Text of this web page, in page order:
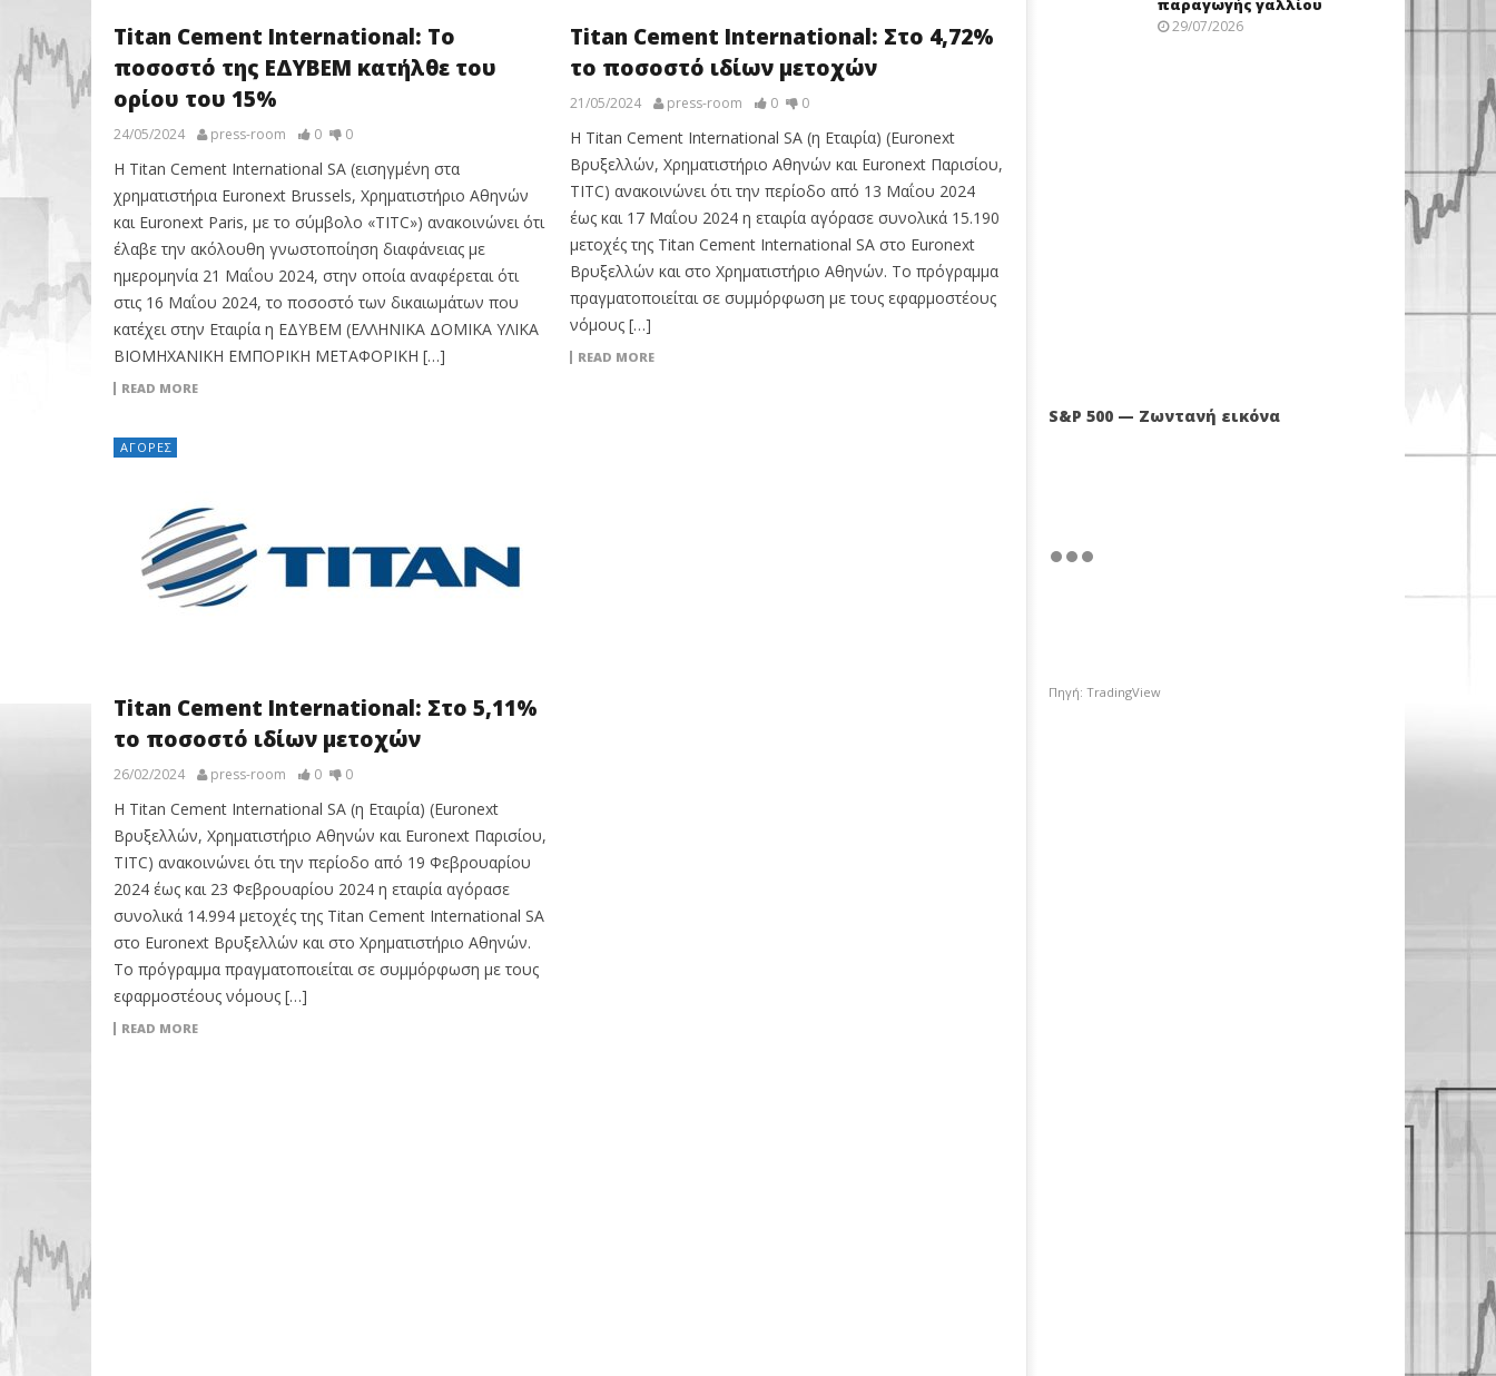
Titan Cement Ιnternational: Το
ποσοστό της ΕΔΥΒΕΜ κατήλθε του
ορίου του 15%
24/05/2024 press-room 0 0
Η Titan Cement International SA (εισηγμένη στα
χρηματιστήρια Euronext Brussels, Χρηματιστήριο Αθηνών
και Euronext Paris, με το σύμβολο «TITC») ανακοινώνει ότι
έλαβε την ακόλουθη γνωστοποίηση διαφάνειας με
ημερομηνία 21 Μαΐου 2024, στην οποία αναφέρεται ότι
στις 16 Μαΐου 2024, το ποσοστό των δικαιωμάτων που
κατέχει στην Εταιρία η ΕΔΥΒΕΜ (ΕΛΛΗΝΙΚΑ ΔΟΜΙΚΑ ΥΛΙΚΑ
ΒΙΟΜΗΧΑΝΙΚΗ ΕΜΠΟΡΙΚΗ ΜΕΤΑΦΟΡΙΚΗ […]
READ MORE
Titan Cement International: Στο 4,72%
το ποσοστό ιδίων μετοχών
21/05/2024 press-room 0 0
Η Titan Cement International SA (η Εταιρία) (Euronext
Βρυξελλών, Χρηματιστήριο Αθηνών και Euronext Παρισίου,
TITC) ανακοινώνει ότι την περίοδο από 13 Μαΐου 2024
έως και 17 Μαΐου 2024 η εταιρία αγόρασε συνολικά 15.190
μετοχές της Titan Cement International SA στο Euronext
Βρυξελλών και στο Χρηματιστήριο Αθηνών. Το πρόγραμμα
πραγματοποιείται σε συμμόρφωση με τους εφαρμοστέους
νόμους […]
READ MORE
ΑΓΟΡΈΣ
Titan Cement Ιnternational: Στο 5,11%
το ποσοστό ιδίων μετοχών
26/02/2024 press-room 0 0
Η Titan Cement International SA (η Εταιρία) (Euronext
Βρυξελλών, Χρηματιστήριο Αθηνών και Euronext Παρισίου,
TITC) ανακοινώνει ότι την περίοδο από 19 Φεβρουαρίου
2024 έως και 23 Φεβρουαρίου 2024 η εταιρία αγόρασε
συνολικά 14.994 μετοχές της Titan Cement International SA
στο Euronext Βρυξελλών και στο Χρηματιστήριο Αθηνών.
Το πρόγραμμα πραγματοποιείται σε συμμόρφωση με τους
εφαρμοστέους νόμους […]
READ MORE
παραγωγής γαλλίου
29/07/2026
S&P 500 — Ζωντανή εικόνα
Πηγή: TradingView